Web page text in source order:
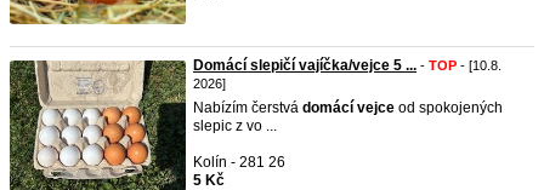
Domácí slepičí vajíčka/vejce 5 ... - TOP - [10.8.
2026]
Nabízím čerstvá domácí vejce od spokojených
slepic z vo ...
Kolín - 281 26
5 Kč